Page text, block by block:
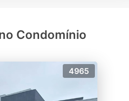
Condomínio
4965